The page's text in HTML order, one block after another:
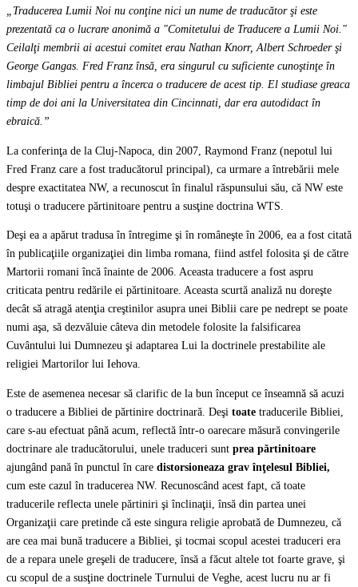
„Traducerea Lumii Noi nu conţine nici un nume de traducător şi este
prezentată ca o lucrare anonimă a "Comitetului de Traducere a Lumii Noi."
Ceilalţi membrii ai acestui comitet erau Nathan Knorr, Albert Schroeder şi
George Gangas. Fred Franz însă, era singurul cu suficiente cunoştinţe în
limbajul Bibliei pentru a încerca o traducere de acest tip. El studiase greaca
timp de doi ani la Universitatea din Cincinnati, dar era autodidact în
ebraică.”
La conferinţa de la Cluj-Napoca, din 2007, Raymond Franz (nepotul lui
Fred Franz care a fost traducătorul principal), ca urmare a întrebării mele
despre exactitatea NW, a recunoscut în finalul răspunsului său, că NW este
totuşi o traducere părtinitoare pentru a susţine doctrina WTS.
Deşi ea a apărut tradusa în întregime şi în româneşte în 2006, ea a fost citată
în publicaţiile organizaţiei din limba romana, fiind astfel folosita şi de către
Martorii romani încă înainte de 2006. Aceasta traducere a fost aspru
criticata pentru redările ei părtinitoare. Aceasta scurtă analiză nu doreşte
decât să atragă atenţia creştinilor asupra unei Biblii care pe nedrept se poate
numi aşa, să dezvăluie câteva din metodele folosite la falsificarea
Cuvântului lui Dumnezeu şi adaptarea Lui la doctrinele prestabilite ale
religiei Martorilor lui Iehova.
Este de asemenea necesar să clarific de la bun început ce înseamnă să acuzi
o traducere a Bibliei de părtinire doctrinară. Deşi toate traducerile Bibliei,
care s-au efectuat până acum, reflectă într-o oarecare măsură convingerile
doctrinare ale traducătorului, unele traduceri sunt prea părtinitoare
ajungând pană în punctul în care distorsioneaza grav înţelesul Bibliei,
cum este cazul în traducerea NW. Recunoscând acest fapt, că toate
traducerile reflecta unele părtiniri şi înclinaţii, însă din partea unei
Organizaţii care pretinde că este singura religie aprobată de Dumnezeu, că
are cea mai bună traducere a Bibliei, şi tocmai scopul acestei traduceri era
de a repara unele greşeli de traducere, însă a făcut altele tot foarte grave, şi
cu scopul de a susţine doctrinele Turnului de Veghe, acest lucru nu ar fi